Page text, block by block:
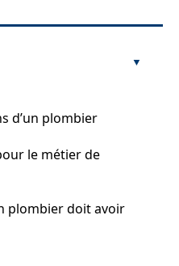
d’un plombier
le métier de
plombier doit avoir